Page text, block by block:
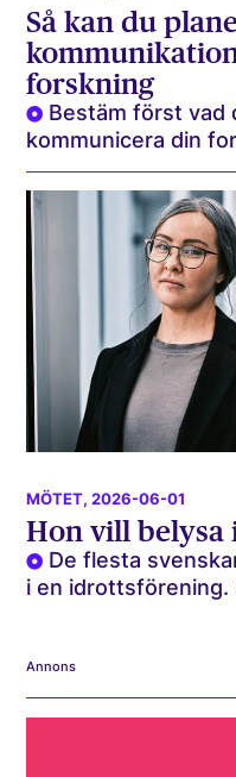
Så kan du
forskning
Bestäm först vad
kommunicera din
MÖTET, 2026-06-01
Hon vill
De flesta
i en idrottsförening.
Annons